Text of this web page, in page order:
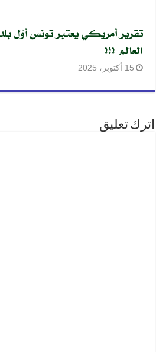
تقرير أمريكي يعتبر تونس أوّل
العالم !!!
15 أكتوبر، 2025
اترك تعليق